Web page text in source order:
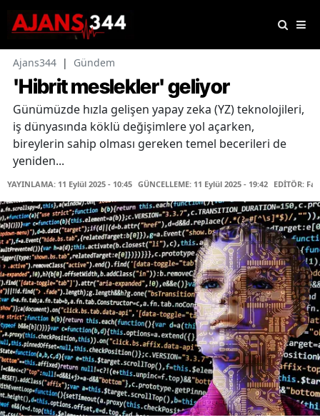
Ajans344 | Gündem
'Hibrit meslekler' geliyor
Günümüzde hızla gelişen yapay zeka (YZ) teknolojileri,
iş dünyasında köklü değişimlere yol açarken,
bireylerin sahip olması gereken temel becerileri de
yeniden...
YAYINLAMA: 11 Eylül 2025 - 10:45 GÜNCELLEME: 11 Eylül 2025 - 19:42 EDİTÖR: